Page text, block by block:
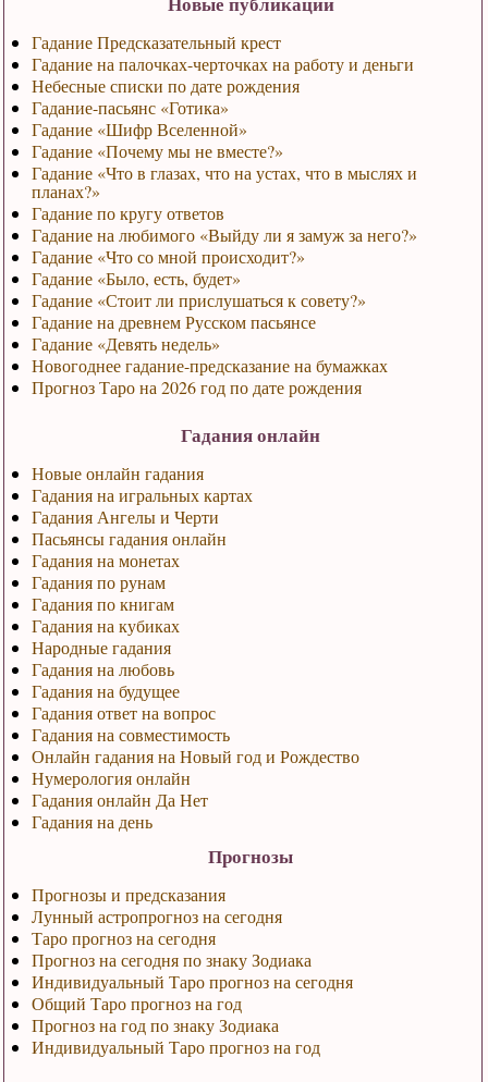
Гадание Предсказательный крест
Гадание на палочках-черточках на работу и деньги
Небесные списки по дате рождения
Гадание-пасьянс «Готика»
Гадание «Шифр Вселенной»
Гадание «Почему мы не вместе?»
Гадание «Что в глазах, что на устах, что в мыслях и
планах?»
Гадание по кругу ответов
Гадание на любимого «Выйду ли я замуж за него?»
Гадание «Что со мной происходит?»
Гадание «Было, есть, будет»
Гадание «Стоит ли прислушаться к совету?»
Гадание на древнем Русском пасьянсе
Гадание «Девять недель»
Новогоднее гадание-предсказание на бумажках
Прогноз Таро на 2026 год по дате рождения
Гадания онлайн
Новые онлайн гадания
Гадания на игральных картах
Гадания Ангелы и Черти
Пасьянсы гадания онлайн
Гадания на монетах
Гадания по рунам
Гадания по книгам
Гадания на кубиках
Народные гадания
Гадания на любовь
Гадания на будущее
Гадания ответ на вопрос
Гадания на совместимость
Онлайн гадания на Новый год и Рождество
Нумерология онлайн
Гадания онлайн Да Нет
Гадания на день
Прогнозы
Прогнозы и предсказания
Лунный астропрогноз на сегодня
Таро прогноз на сегодня
Прогноз на сегодня по знаку Зодиака
Индивидуальный Таро прогноз на сегодня
Общий Таро прогноз на год
Прогноз на год по знаку Зодиака
Индивидуальный Таро прогноз на год